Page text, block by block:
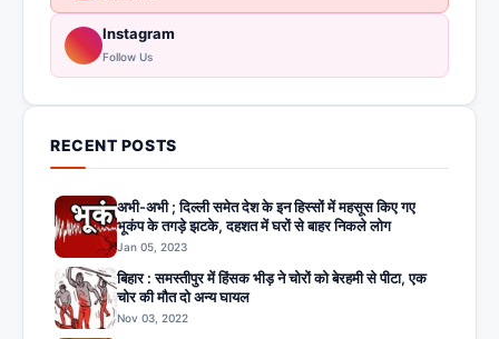
Instagram
Follow Us
RECENT POSTS
अभी-अभी ; दिल्ली समेत देश के इन हिस्सों में महसूस किए गए
भूकंप के तगड़े झटके, दहशत में घरों से बाहर निकले लोग
Jan 05, 2023
बिहार : समस्तीपुर में हिंसक भीड़ ने चोरों को बेरहमी से पीटा, एक
चोर की मौत दो अन्य घायल
Nov 03, 2022